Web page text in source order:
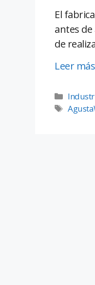
El
antes
de
Leer más